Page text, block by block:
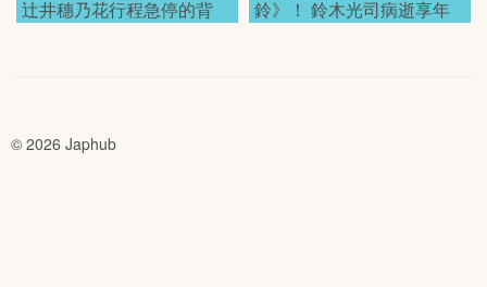
辻井穗乃花行程急停的背
後！
鈴》！ 鈴木光司病逝享年
68歲！
© 2026 Japhub